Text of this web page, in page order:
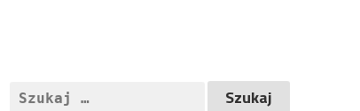
Szukaj: